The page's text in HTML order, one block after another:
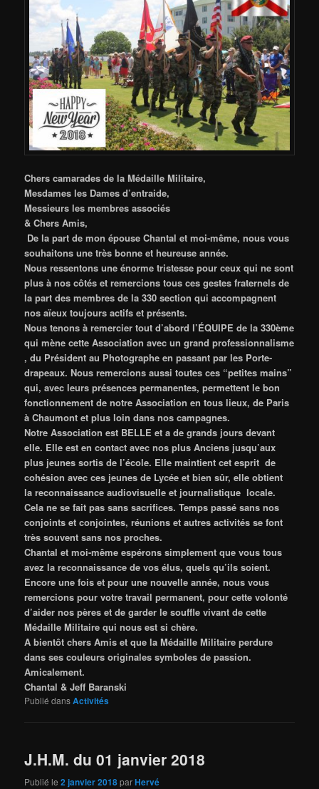
Chers camarades de la Médaille Militaire,
Mesdames les Dames d’entraide,
Messieurs les membres associés
& Chers Amis,
De la part de mon épouse Chantal et moi-même, nous vous
souhaitons une très bonne et heureuse année.
Nous ressentons une énorme tristesse pour ceux qui ne sont
plus à nos côtés et remercions tous ces gestes fraternels de
la part des membres de la 330 section qui accompagnent
nos aïeux toujours actifs et présents.
Nous tenons à remercier tout d’abord l’ÉQUIPE de la 330ème
qui mène cette Association avec un grand professionnalisme
, du Président au Photographe en passant par les Porte-
drapeaux. Nous remercions aussi toutes ces “petites mains”
qui, avec leurs présences permanentes, permettent le bon
fonctionnement de notre Association en tous lieux, de Paris
à Chaumont et plus loin dans nos campagnes.
Notre Association est BELLE et a de grands jours devant
elle. Elle est en contact avec nos plus Anciens jusqu’aux
plus jeunes sortis de l’école. Elle maintient cet esprit de
cohésion avec ces jeunes de Lycée et bien sûr, elle obtient
la reconnaissance audiovisuelle et journalistique locale.
Cela ne se fait pas sans sacrifices. Temps passé sans nos
conjoints et conjointes, réunions et autres activités se font
très souvent sans nos proches.
Chantal et moi-même espérons simplement que vous tous
avez la reconnaissance de vos élus, quels qu’ils soient.
Encore une fois et pour une nouvelle année, nous vous
remercions pour votre travail permanent, pour cette volonté
d’aider nos pères et de garder le souffle vivant de cette
Médaille Militaire qui nous est si chère.
A bientôt chers Amis et que la Médaille Militaire perdure
dans ses couleurs originales symboles de passion.
Amicalement.
Chantal & Jeff Baranski
Publié dansActivités
J.H.M. du 01 janvier 2018
Publié le2 janvier 2018parHervé